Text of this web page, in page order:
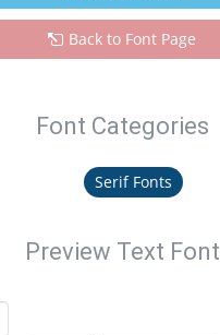
Back to Font Page
Font Categories
Serif Fonts
Preview Text Font